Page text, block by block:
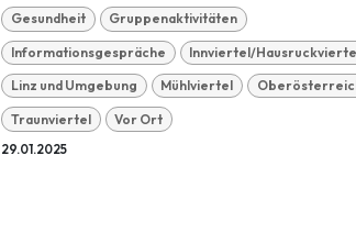
Gesundheit Gruppenaktivitäten
Informationsgespräche Innviertel/
Linz und Umgebung Mühlviertel
Traunviertel Vor Ort
29.01.2025